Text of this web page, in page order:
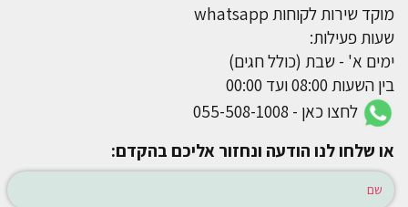
מוקד שירות לקוחות whatsapp
שעות פעילות:
ימים א' - שבת (כולל חגים)
בין השעות 08:00 ועד 00:00
לחצו כאן - 055-508-1008
או שלחו לנו הודעה ונחזור אליכם בהקדם: